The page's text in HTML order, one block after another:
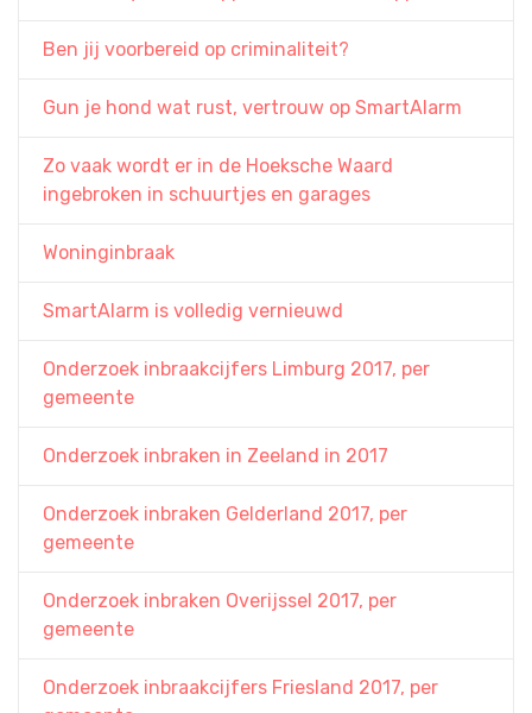
Ben jij voorbereid op criminaliteit?
Gun je hond wat rust, vertrouw op SmartAlarm
Zo vaak wordt er in de Hoeksche Waard
ingebroken in schuurtjes en garages
Woninginbraak
SmartAlarm is volledig vernieuwd
Onderzoek inbraakcijfers Limburg 2017, per
gemeente
Onderzoek inbraken in Zeeland in 2017
Onderzoek inbraken Gelderland 2017, per
gemeente
Onderzoek inbraken Overijssel 2017, per
gemeente
Onderzoek inbraakcijfers Friesland 2017, per